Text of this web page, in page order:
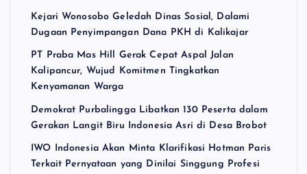
Kejari Wonosobo Geledah Dinas Sosial, Dalami
Dugaan Penyimpangan Dana PKH di Kalikajar
PT Praba Mas Hill Gerak Cepat Aspal Jalan
Kalipancur, Wujud Komitmen Tingkatkan
Kenyamanan Warga
Demokrat Purbalingga Libatkan 130 Peserta dalam
Gerakan Langit Biru Indonesia Asri di Desa Brobot
IWO Indonesia Akan Minta Klarifikasi Hotman Paris
Terkait Pernyataan yang Dinilai Singgung Profesi